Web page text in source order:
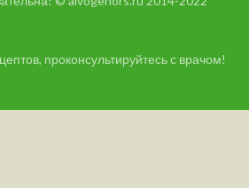
проконсультируйтесь с врачом!